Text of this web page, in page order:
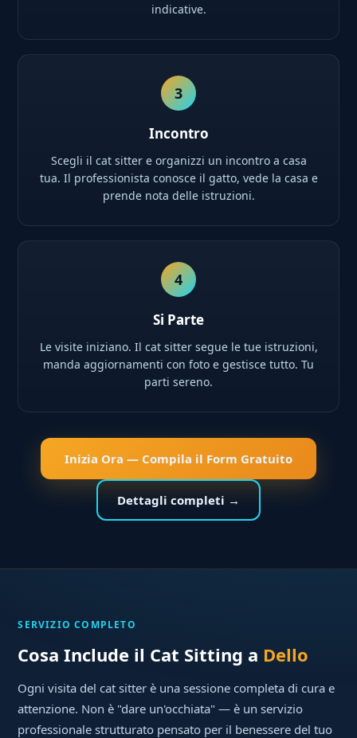
indicative.
3
Incontro
Scegli il cat sitter e organizzi un incontro a casa
tua. Il professionista conosce il gatto, vede la casa e
prende nota delle istruzioni.
4
Si Parte
Le visite iniziano. Il cat sitter segue le tue istruzioni,
manda aggiornamenti con foto e gestisce tutto. Tu
parti sereno.
Inizia Ora — Compila il Form Gratuito
Dettagli completi →
SERVIZIO COMPLETO
Cosa Include il Cat Sitting a Dello
Ogni visita del cat sitter è una sessione completa di cura e
attenzione. Non è "dare un'occhiata" — è un servizio
professionale strutturato pensato per il benessere del tuo